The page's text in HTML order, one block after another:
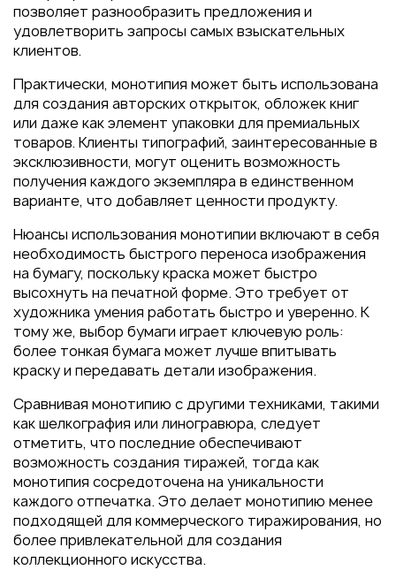
позволяет разнообразить предложения и
удовлетворить запросы самых взыскательных
клиентов.
Практически, монотипия может быть использована
для создания авторских открыток, обложек книг
или даже как элемент упаковки для премиальных
товаров. Клиенты типографий, заинтересованные в
эксклюзивности, могут оценить возможность
получения каждого экземпляра в единственном
варианте, что добавляет ценности продукту.
Нюансы использования монотипии включают в себя
необходимость быстрого переноса изображения
на бумагу, поскольку краска может быстро
высохнуть на печатной форме. Это требует от
художника умения работать быстро и уверенно. К
тому же, выбор бумаги играет ключевую роль:
более тонкая бумага может лучше впитывать
краску и передавать детали изображения.
Сравнивая монотипию с другими техниками, такими
как шелкография или линогравюра, следует
отметить, что последние обеспечивают
возможность создания тиражей, тогда как
монотипия сосредоточена на уникальности
каждого отпечатка. Это делает монотипию менее
подходящей для коммерческого тиражирования, но
более привлекательной для создания
коллекционного искусства.